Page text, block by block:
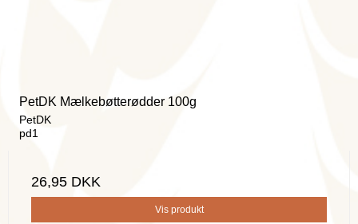
PetDK Mælkebøtterødder 100g
PetDK
pd1
26,95 DKK
Vis produkt